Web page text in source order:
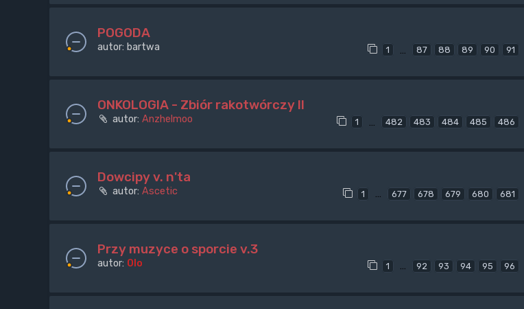
POGODA
autor: bartwa 1 … 87 88 89 90 91
ONKOLOGIA - Zbiór rakotwórczy II
autor: Anzhelmoo 1 482 483 484 485 486
Dowcipy v. n'ta
autor: Ascetic 1 … 677 678 679 680 681
Przy muzyce o sporcie v.3
autor: Olo 1 … 92 93 94 95 96